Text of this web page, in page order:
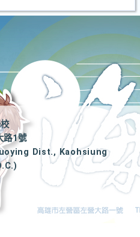
路1號
Dist., Kaohsiung